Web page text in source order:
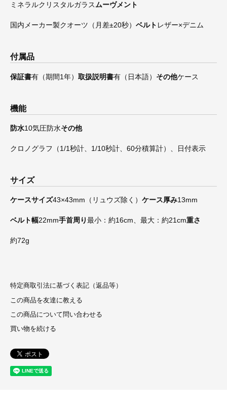
ミネラルクリスタルガラスムーヴメント
国内メーカー製クオーツ（月差±20秒） ベルト レザー×デニム
付属品
保証書有（期間1年） 取扱説明書有（日本語） その他ケース
機能
防水10気圧防水その他
クロノグラフ（1/1秒計、1/10秒計、60分積算計）、日付表示
サイズ
ケースサイズ43×43mm（リュウズ除く） ケース厚み13mm
ベルト幅22mm手首周り最小：約16cm、最大：約21cm重さ
約72g
特定商取引法に基づく表記（返品等）
この商品を友達に教える
この商品について問い合わせる
買い物を続ける